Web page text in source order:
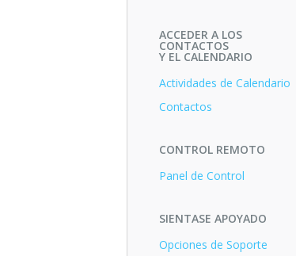
ACCEDER A LOS
CONTACTOS
Y EL CALENDARIO
Actividades de Calendario
Contactos
CONTROL REMOTO
Panel de Control
SIENTASE APOYADO
Opciones de Soporte